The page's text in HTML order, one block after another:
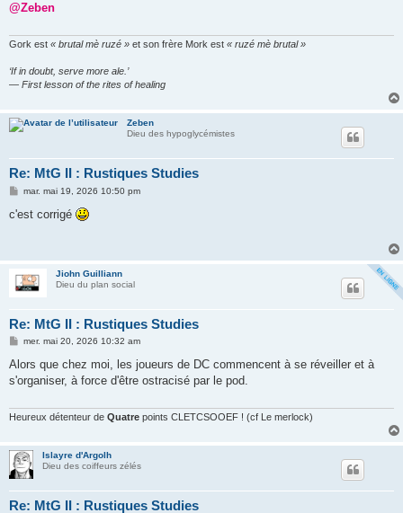
a
@Zeben
Gork est « brutal mè ruzé » et son frère Mork est « ruzé mè brutal »
‘If in doubt, serve more ale.’
— First lesson of the rites of healing
Zeben
Dieu des hypoglycémistes
Re: MtG II : Rustiques Studies
M
s
mar. mai 19, 2026 10:50 pm
c'est corrigé
Jiohn Guilliann
Dieu du plan social
Re: MtG II : Rustiques Studies
M
s
a
mer. mai 20, 2026 10:32 am
Alors que chez moi, les joueurs de DC commencent à se réveiller et à
s'organiser, à force d'être ostracisé par le pod.
Heureux détenteur de Quatre points CLETCSOOEF ! (cf Le merlock)
Islayre d'Argolh
Dieu des coiffeurs zélés
Re: MtG II : Rustiques Studies